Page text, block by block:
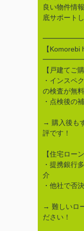
良い物件情
底サポート
【Komorebi
【戸建てご
・インスペ
の検査が無料
・点検後の
→ 購入後も
評です！
【住宅ロー
・提携銀行
介
・他社で否
→ 難しいロ
ださい！